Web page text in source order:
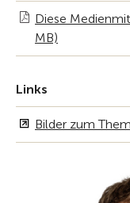
Diese
MB)
Links
Bilder zum